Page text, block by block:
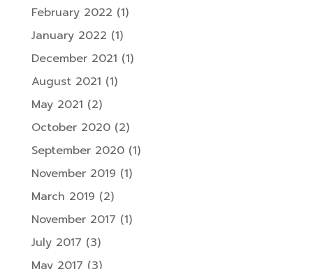
February 2022 (1)
January 2022 (1)
December 2021 (1)
August 2021 (1)
May 2021 (2)
October 2020(2)
September 2020(1)
November 2019 (1)
March 2019 (2)
November 2017 (1)
July 2017 (3)
May 2017 (3)